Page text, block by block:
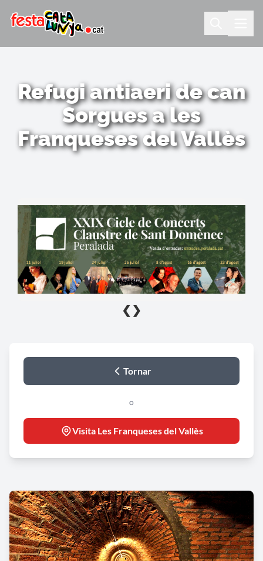
Refugi antiaeri de can
Sorgues a les
Franqueses del Vallès
❮ ❯
Tornar
o
Visita Les Franqueses del Vallès